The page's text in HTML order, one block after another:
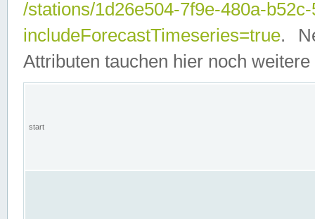
/stations/1d26e504-7f9e-480a-
includeForecastTimeseries=true.
Attributen tauchen hier noch weitere
start